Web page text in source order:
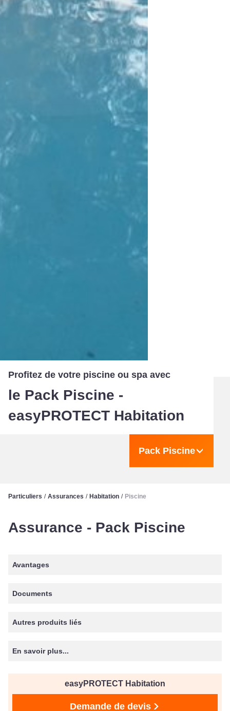
Profitez de votre piscine ou spa avec
le Pack Piscine -
easyPROTECT Habitation
Pack Piscine
Particuliers / Assurances / Habitation / Piscine
Assurance - Pack Piscine
Avantages
Documents
Autres produits liés
En savoir plus...
easyPROTECT Habitation
Demande de devis